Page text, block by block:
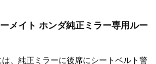
メイト ホンダ純正ミラー専用ルー
は、純正ミラーに後席にシートベルト警